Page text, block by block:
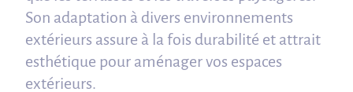
Son adaptation à divers environnements
extérieurs assure à la fois durabilité et attrait
esthétique pour aménager vos espaces
extérieurs.